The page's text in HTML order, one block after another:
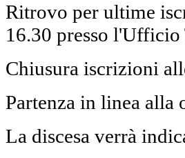
Ritrovo per ultime
16.30 presso
Chiusura iscrizioni
Partenza in linea alla
La discesa verrà